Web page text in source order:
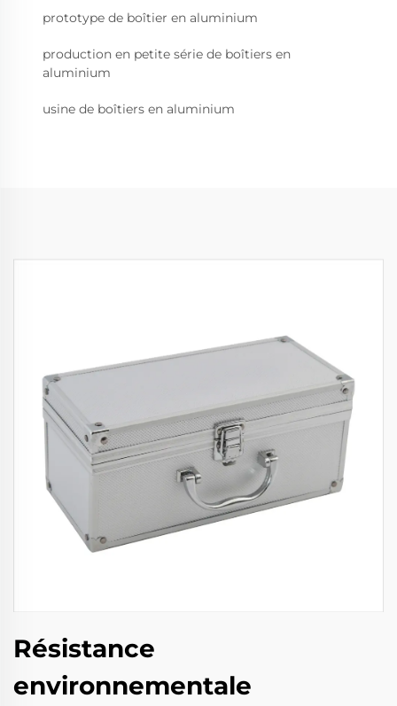
prototype de boîtier en aluminium
production en petite série de boîtiers en
aluminium
usine de boîtiers en aluminium
Résistance
environnementale